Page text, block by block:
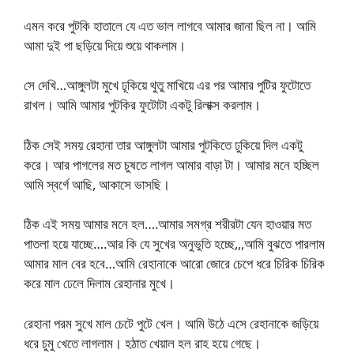
এমন করে পুটকি হাতালে যে এত ভাল লাগবে আমার জানা ছিল না। আমি
আমা দুই পা ছড়িয়ে দিয়ে শুয়ে থাকলাম।
সে দেখি…আঙ্গুলটা মুখে ঢূকিয়ে থুতু মাখিয়ে এর পর আমার পুটির ফুটোতে
রাখল। আমি আমার পুটকির ফুটোটা একটু রিলাক্স করলাম।
ঠিক সেই সময় রেহানা তার আঙ্গুলটা আমার পুটকিতে ঢুকিয়ে দিল একটু
করে। আর পাগলের মত চুষতে লাগল আমার বাড়া টা। আমার মনে হচ্ছিল
আমি স্বর্গে আছি, আকাসে ভাসছি।
ঠিক এই সময় আমার মনে হল….আমার সমগ্র শরীরটা যেন হাওয়ার মত
পাতলা হয়ে যাচ্ছে….আর কি যে সুখের অনুভুতি হচ্ছে,,,আমি বুঝতে পারলাম
আমার মাল বের হবে…আমি রেহানাকে আরো জোরে চেপে ধরে চিরিক চিরিক
করে মাল ঢেলে দিলাম রেহানার মুখে।
রেহানা পরম সুখে মাল চেটে পুটে খেল। আমি উঠে এসে রেহানাকে জড়িয়ে
ধরে চুমু খেতে লাগলাম। হঠাত খেয়াল হল রাহ হয়ে গেছে।